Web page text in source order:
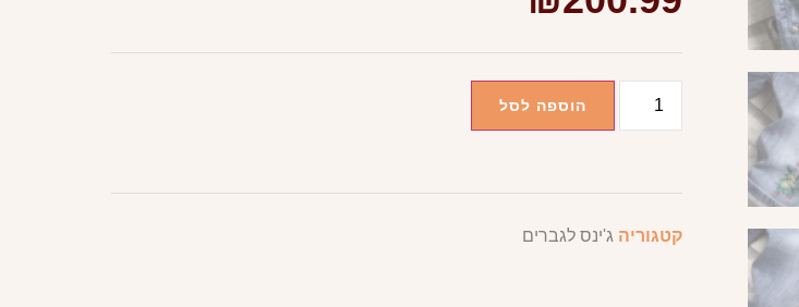
הוספה לסל
קטגוריה ג'ינס לגברים